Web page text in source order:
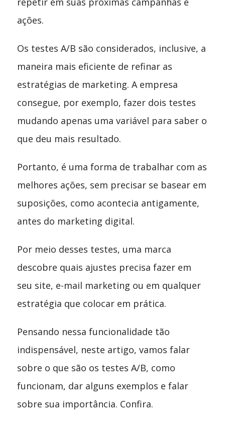
ações.
Os testes A/B são considerados, inclusive, a
maneira mais eficiente de refinar as
estratégias de marketing. A empresa
consegue, por exemplo, fazer dois testes
mudando apenas uma variável para saber o
que deu mais resultado.
Portanto, é uma forma de trabalhar com as
melhores ações, sem precisar se basear em
suposições, como acontecia antigamente,
antes do marketing digital.
Por meio desses testes, uma marca
descobre quais ajustes precisa fazer em
seu site, e-mail marketing ou em qualquer
estratégia que colocar em prática.
Pensando nessa funcionalidade tão
indispensável, neste artigo, vamos falar
sobre o que são os testes A/B, como
funcionam, dar alguns exemplos e falar
sobre sua importância. Confira.